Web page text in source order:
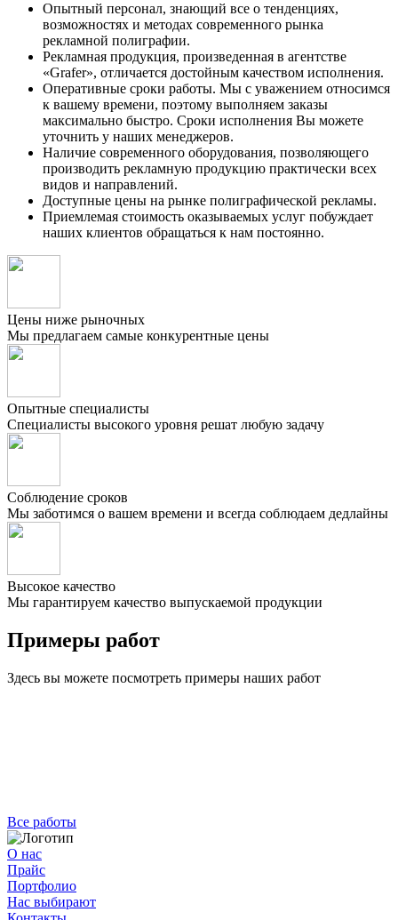
Опытный персонал, знающий все о тенденциях,
возможностях и методах современного рынка
рекламной полиграфии.
Рекламная продукция, произведенная в агентстве
«Grafer», отличается достойным качеством исполнения.
Оперативные сроки работы. Мы с уважением относимся
к вашему времени, поэтому выполняем заказы
максимально быстро. Сроки исполнения Вы можете
уточнить у наших менеджеров.
Наличие современного оборудования, позволяющего
производить рекламную продукцию практически всех
видов и направлений.
Доступные цены на рынке полиграфической рекламы.
Приемлемая стоимость оказываемых услуг побуждает
наших клиентов обращаться к нам постоянно.
Цены ниже рыночных
Мы предлагаем самые конкурентные цены
Опытные специалисты
Специалисты высокого уровня решат любую задачу
Соблюдение сроков
Мы заботимся о вашем времени и всегда соблюдаем дедлайны
Высокое качество
Мы гарантируем качество выпускаемой продукции
Примеры работ
Здесь вы можете посмотреть примеры наших работ
Все работы
О нас
Прайс
Портфолио
Нас выбирают